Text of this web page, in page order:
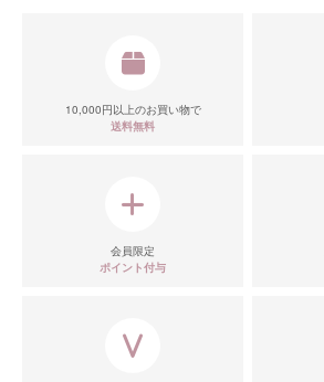
10,000円以上のお買い物で
送料無料
会員限定
ポイント付与